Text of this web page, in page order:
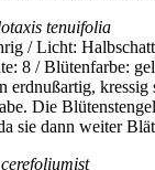
tenuifolia
/ Licht:
8 / Blütenfarbe:
erdnußartig, kressig
Die
sie dann weiter